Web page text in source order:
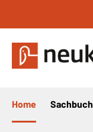
Home Sachbuch